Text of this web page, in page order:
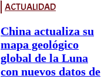
ACTUALIDAD
China actualiza su
mapa geológico
global de la Luna
con nuevos datos de